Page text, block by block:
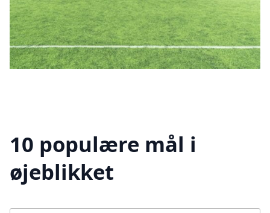
10 populære mål i
øjeblikket